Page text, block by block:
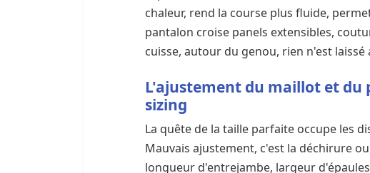
chaleur, rend la course plus fluide,
pantalon croise panels extensibles,
cuisse, autour du genou, rien n'est
L'ajustement du maillot et du
sizing
La quête de la taille parfaite occupe les
Mauvais ajustement, c'est la déchirure
longueur d'entrejambe, largeur